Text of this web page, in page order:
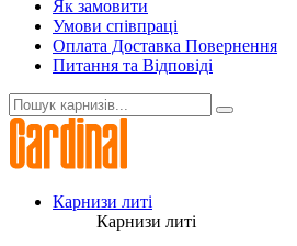
Як замовити
Умови співпраці
Оплата Доставка Повернення
Питання та Відповіді
Карнизи литі
Карнизи литі